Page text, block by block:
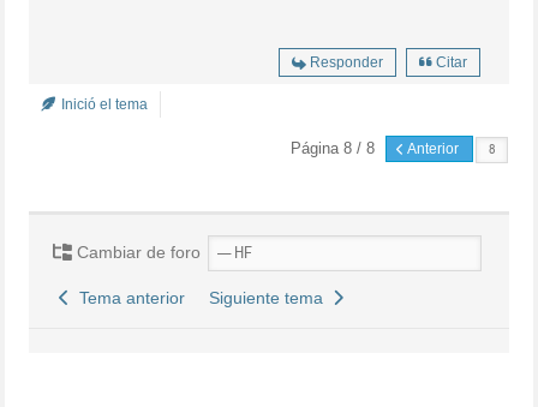
Responder Citar
Inició el tema
Página 8 / 8 Anterior
Cambiar de foro
Tema anterior Siguiente tema